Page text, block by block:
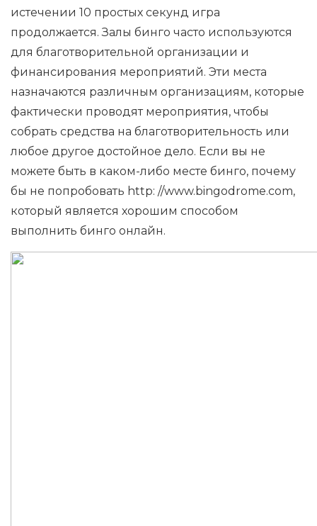
истечении 10 простых секунд игра
продолжается. Залы бинго часто используются
для благотворительной организации и
финансирования мероприятий. Эти места
назначаются различным организациям, которые
фактически проводят мероприятия, чтобы
собрать средства на благотворительность или
любое другое достойное дело. Если вы не
можете быть в каком-либо месте бинго, почему
бы не попробовать http: //www.bingodrome.com,
который является хорошим способом
выполнить бинго онлайн.